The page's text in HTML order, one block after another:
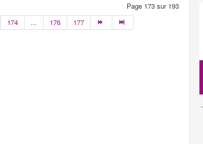
Page 173 sur 193
174 ... 176 177